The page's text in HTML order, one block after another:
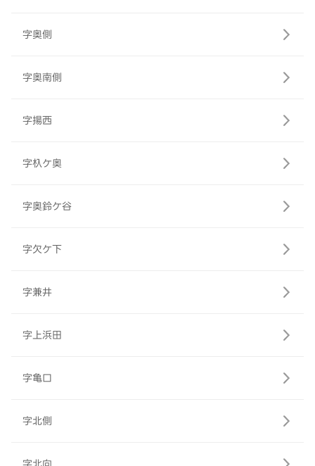
字奥側
字奥南側
字揚西
字杁ケ奥
字奥鈴ケ谷
字欠ケ下
字兼井
字上浜田
字亀口
字北側